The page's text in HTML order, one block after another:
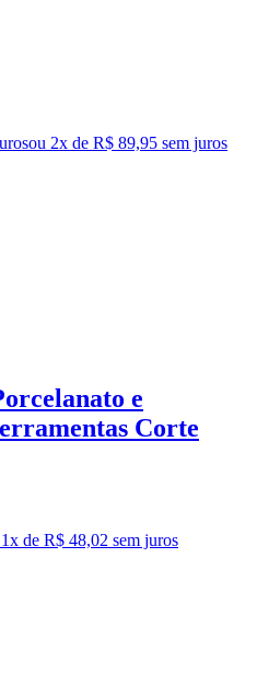
ou 2x de R$ 89,95 sem juros
e
Corte
1x de R$ 48,02 sem juros